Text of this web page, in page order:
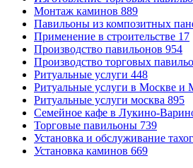
Монтаж каминов 889
Павильоны из композитных
Применение в строительстве 17
Производство павильонов 954
Производство торговых
Ритуальные услуги 448
Ритуальные услуги в Москве и
Ритуальные услуги москва 895
Семейное кафе в Лукино-
Торговые павильоны 739
Установка и обслуживание
Установка каминов 669